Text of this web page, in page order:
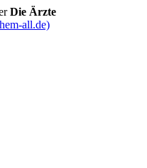
Die Ärzte
all.de)